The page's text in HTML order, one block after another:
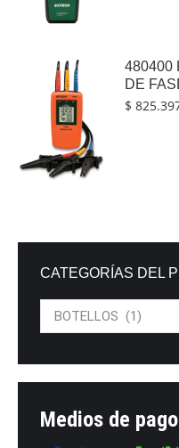
480400
DE
$
CATEGORÍAS DEL
Medios de pago